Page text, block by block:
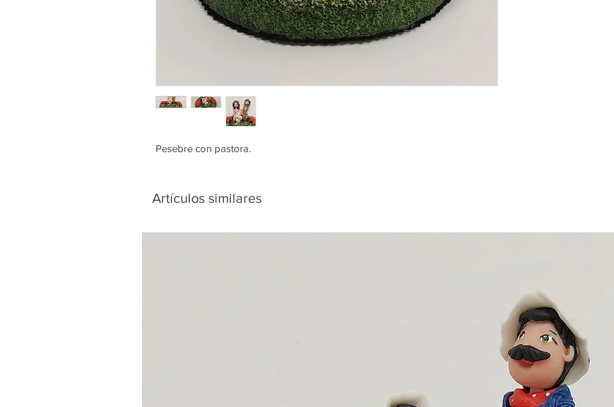
Pesebre con pastora.
Artículos similares